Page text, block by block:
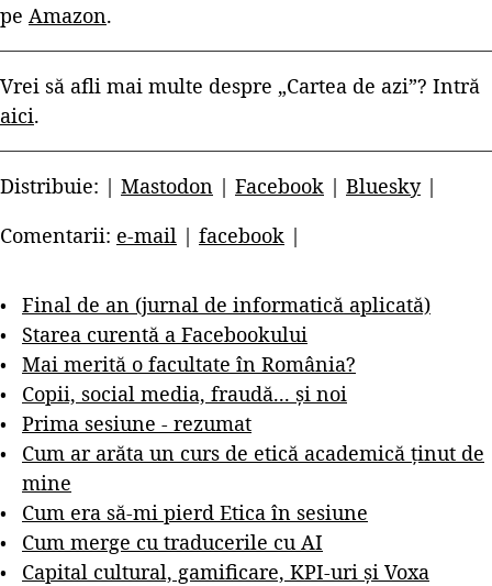
pe Amazon.
Vrei să afli mai multe despre „Cartea de azi”? Intră
aici.
Distribuie: | Mastodon | Facebook | Bluesky|
Comentarii: e-mail | facebook |
Final de an (jurnal de informatică aplicată)
Starea curentă a Facebookului
Mai merită o facultate în România?
Copii, social media, fraudă... și noi
Prima sesiune - rezumat
Cum ar arăta un curs de etică academică ținut de
mine
Cum era să-mi pierd Etica în sesiune
Cum merge cu traducerile cu AI
Capital cultural, gamificare, KPI-uri și Voxa